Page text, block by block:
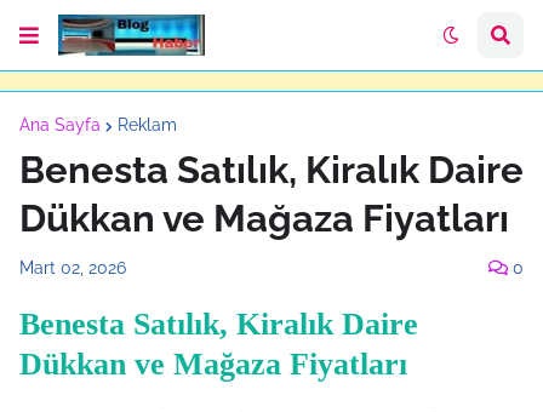
Ana Sayfa Reklam
Benesta Satılık, Kiralık Daire
Dükkan ve Mağaza Fiyatları
Mart 02, 2026 0
Benesta Satılık, Kiralık Daire
Dükkan ve Mağaza Fiyatları